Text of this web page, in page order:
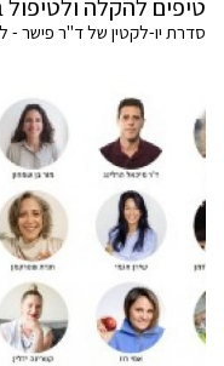
טיפים להקלה
סדרת יו-לקטין של ד"ר פישר -